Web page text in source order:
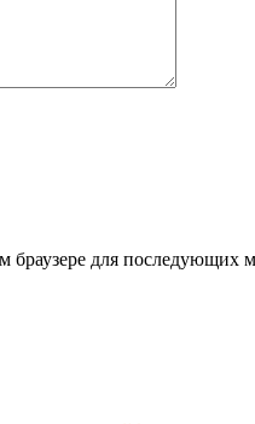
браузере для последующих